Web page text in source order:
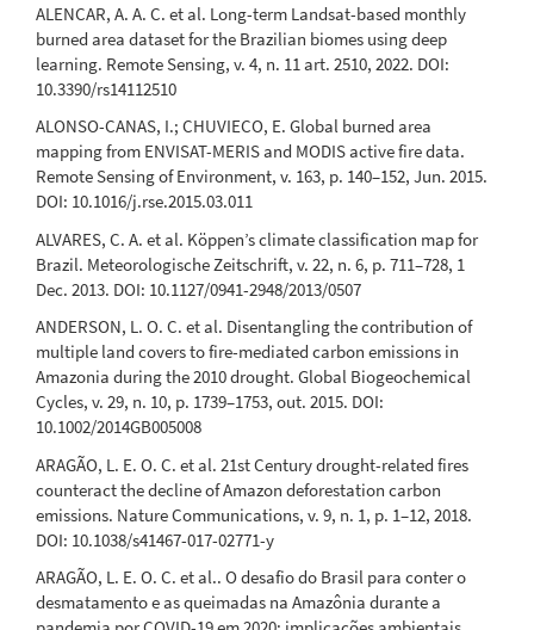
Erika BERENGUER, Dolors ARMENTERAS, Alexander C. LEES,
Philip M. FEARNSIDE, Ane ALENCAR, Cláudio ALMEIDA, Luiz
ARAGÃO, Jos BARLOW, Bibiana BILBAO, Paulo BRANDO,
Paulette BYNOE, Matt FINER, Bernardo M. FLORES, Clinton
N. JENKINS, Celso SILVA JR, Charlotte SMITH, Carlos SOUZA,
Roosevelt GARCÍA-VILACORTA, Nathália NASCIMENTO (2024)
Drivers and ecological impacts of deforestation and
54(spe1).
10.1590/1809-4392202203420
Alderlene Pimentel de Brito, Sávio José Filgueiras Ferreira,
Didier Gastmans, Sébastien Pinel, Javier Tomasella, Márcio
Luiz da Silva, Alexandre Souza Bastos, Walter Lucas Pimentel
de Brito, Lucas Vituri Santarosa, Zayra Christine Sátyro dos
Santos, Ingo Daniel Wahnfried(2026)
Impacts of inter-annual rainfall variability and
hydrological cycle intensification on groundwater in an
Amazon micro catchment.Hydrological Sciences Journal,
10.1080/02626667.2026.2634191
ALENCAR, A. A. C. et al. Long-term Landsat-based monthly
burned area dataset for the Brazilian biomes using deep
learning. Remote Sensing, v. 4, n. 11 art. 2510, 2022. DOI:
10.3390/rs14112510
ALONSO-CANAS, I.; CHUVIECO, E. Global burned area
mapping from ENVISAT-MERIS and MODIS active fire data.
Remote Sensing of Environment, v. 163, p. 140–152, Jun. 2015.
DOI: 10.1016/j.rse.2015.03.011
ALVARES, C. A. et al. Köppen’s climate classification map for
Brazil. Meteorologische Zeitschrift, v. 22, n. 6, p. 711–728, 1
Dec. 2013. DOI: 10.1127/0941-2948/2013/0507
ANDERSON, L. O. C. et al. Disentangling the contribution of
multiple land covers to fire-mediated carbon emissions in
Amazonia during the 2010 drought. Global Biogeochemical
Cycles, v. 29, n. 10, p. 1739–1753, out. 2015. DOI:
10.1002/2014GB005008
ARAGÃO, L. E. O. C. et al. 21st Century drought-related fires
counteract the decline of Amazon deforestation carbon
emissions. Nature Communications, v. 9, n. 1, p. 1–12, 2018.
DOI: 10.1038/s41467-017-02771-y
ARAGÃO, L. E. O. C. et al.. O desafio do Brasil para conter o
desmatamento e as queimadas na Amazônia durante a